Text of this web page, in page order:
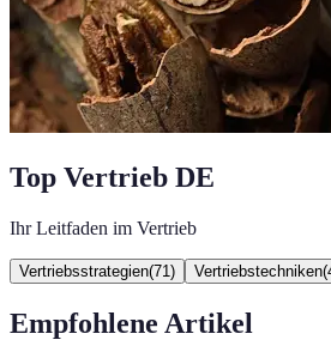
Top Vertrieb DE
Ihr Leitfaden im Vertrieb
Vertriebsstrategien(71 ) Vertriebstechniken(
Empfohlene Artikel